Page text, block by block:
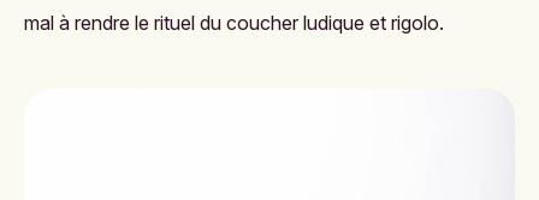
mal à rendre le rituel du coucher ludique et rigolo.